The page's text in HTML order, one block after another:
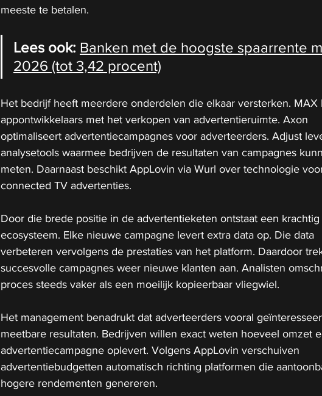
meeste te betalen.
Lees ook: Banken met de hoogste spaarrente
2026 (tot 3,42 procent)
Het bedrijf heeft meerdere onderdelen die elkaar versterken. MAX
appontwikkelaars met het verkopen van advertentieruimte. Axon
optimaliseert advertentiecampagnes voor adverteerders. Adjust
analysetools waarmee bedrijven de resultaten van campagnes
meten. Daarnaast beschikt AppLovin via Wurl over technologie
connected TV advertenties.
Door die brede positie in de advertentieketen ontstaat een krachtig
ecosysteem. Elke nieuwe campagne levert extra data op. Die data
verbeteren vervolgens de prestaties van het platform. Daardoor
succesvolle campagnes weer nieuwe klanten aan. Analisten
proces steeds vaker als een moeilijk kopieerbaar vliegwiel.
Het management benadrukt dat adverteerders vooral
meetbare resultaten. Bedrijven willen exact weten hoeveel omzet
advertentiecampagne oplevert. Volgens AppLovin verschuiven
advertentiebudgetten automatisch richting platformen die
hogere rendementen genereren.